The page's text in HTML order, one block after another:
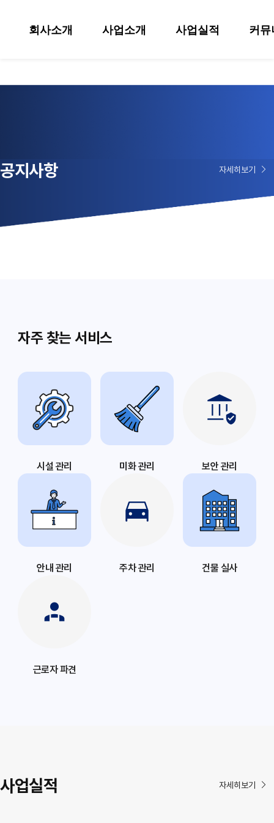
회사소개 사업소개 사업실적 커
공지사항 자세히보기
자주 찾는 서비스
시설 관리 미화 관리 보안 관리
안내 관리 주차 관리 건물 실사
근로자 파견
사업실적 자세히보기